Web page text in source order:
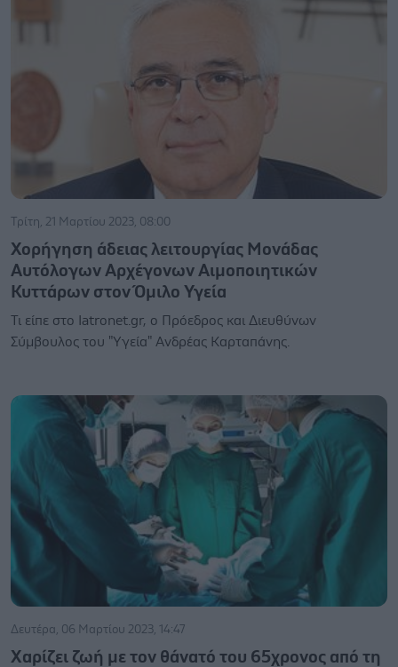
Τρίτη, 21 Μαρτίου 2023, 08:00
Χορήγηση άδειας λειτουργίας Μονάδας
Αυτόλογων Αρχέγονων Αιμοποιητικών
Κυττάρων στον Όμιλο Υγεία
Τι είπε στο Ιatronet.gr, o Πρόεδρος και Διευθύνων
Σύμβουλος του "Υγεία" Ανδρέας Καρταπάνης.
Δευτέρα, 06 Μαρτίου 2023, 14:47
Χαρίζει ζωή με τον θάνατό του 65χρονος από τη